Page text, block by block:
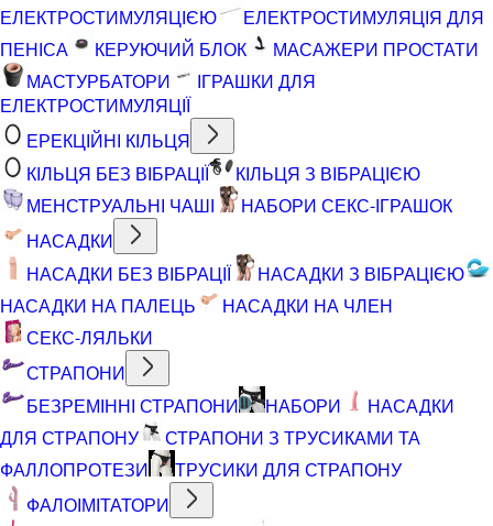
ЕЛЕКТРОСТИМУЛЯЦІЄЮ
ЕЛЕКТРОСТИМУЛЯЦІЯ ДЛЯ
ПЕНІСА
КЕРУЮЧИЙ БЛОК
МАСАЖЕРИ ПРОСТАТИ
МАСТУРБАТОРИ
ІГРАШКИ ДЛЯ
ЕЛЕКТРОСТИМУЛЯЦІЇ
ЕРЕКЦІЙНІ КІЛЬЦЯ
КІЛЬЦЯ БЕЗ ВІБРАЦІЇ
КІЛЬЦЯ З ВІБРАЦІЄЮ
МЕНСТРУАЛЬНІ ЧАШІ
НАБОРИ СЕКС-ІГРАШОК
НАСАДКИ
НАСАДКИ БЕЗ ВІБРАЦІЇ
НАСАДКИ З ВІБРАЦІЄЮ
НАСАДКИ НА ПАЛЕЦЬ
НАСАДКИ НА ЧЛЕН
СЕКС-ЛЯЛЬКИ
СТРАПОНИ
БЕЗРЕМІННІ СТРАПОНИ
НАБОРИ
НАСАДКИ
ДЛЯ СТРАПОНУ
СТРАПОНИ З ТРУСИКАМИ ТА
ФАЛЛОПРОТЕЗИ
ТРУСИКИ ДЛЯ СТРАПОНУ
ФАЛОІМІТАТОРИ